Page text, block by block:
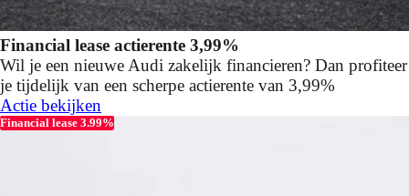
Financial lease actierente 3,99%
Wil je een nieuwe Audi zakelijk financieren? Dan profiteer
je tijdelijk van een scherpe actierente van 3,99%
Actie bekijken
Financial lease 3.99%